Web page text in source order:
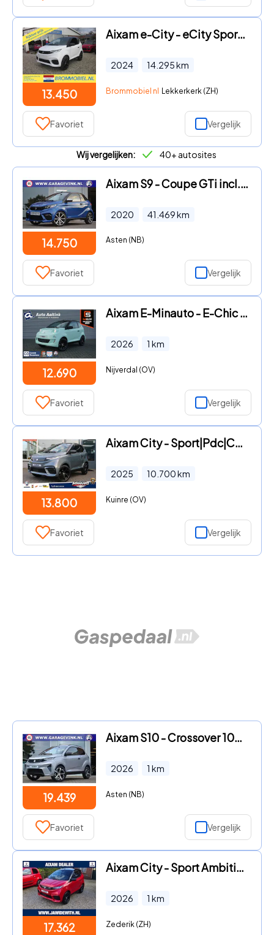
13.450
Aixam e-City - eCity Sport 5.5 elektrische brommobiel
2024 14.295km
Brommobiel nl Lekkerkerk (ZH)
Favoriet Vergelijk
Wij vergelijken: 40+ autosites
14.750
Aixam S9 - Coupe GTi incl. Airco | ABS | Achteruitrijcamera! Brommobiel
2020 41.469km
Asten (NB)
Favoriet Vergelijk
12.690
Aixam E-Minauto - E-Chic 45KM/H 100% ELEK. AUT. | € 549 KORTING
2026 1 km
Nijverdal (OV)
Favoriet Vergelijk
13.800
Aixam City - Sport|Pdc|Camera|LED|Lichtmetalen velgen|
2025 10.700km
Kuinre (OV)
Favoriet Vergelijk
19.439
Aixam S10 - Crossover 100% ELEKTRISCH | Apple car play met Achteruitrijc
2026 1 km
Asten (NB)
Favoriet Vergelijk
17.362
Aixam City - Sport Ambition NIEUW MODEL Achteruitrijcamera, Elektrische r
2026 1 km
Zederik (ZH)